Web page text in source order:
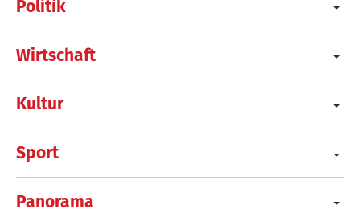
Politik
Wirtschaft
Kultur
Sport
Panorama